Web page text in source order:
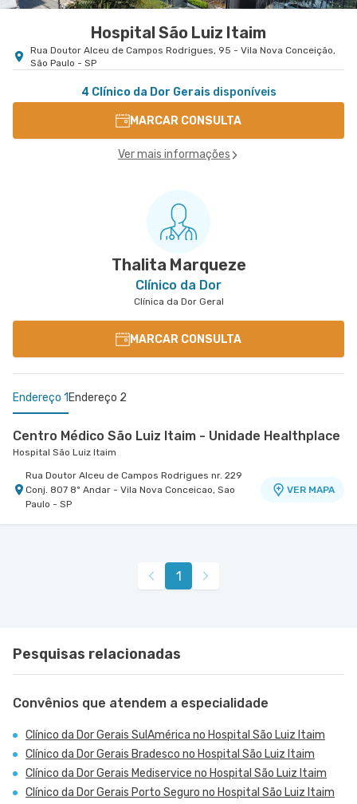
Hospital São Luiz Itaim
Rua Doutor Alceu de Campos Rodrigues, 95 - Vila Nova Conceição,
São Paulo - SP
4 Clínico da Dor Gerais disponíveis
MARCAR CONSULTA
Ver mais informações
Thalita Marqueze
Clínico da Dor
Clínica da Dor Geral
MARCAR CONSULTA
Endereço 1 Endereço 2
Centro Médico São Luiz Itaim - Unidade Healthplace
Hospital São Luiz Itaim
Rua Doutor Alceu de Campos Rodrigues nr. 229
Conj. 807 8º Andar - Vila Nova Conceicao, Sao
Paulo - SP
VER MAPA
Centro Médico Morumbi Ii
Rua Engenheiro Oscar Americano nr. 1070 -
Cidade Jardim, Sao Paulo - SP
1
Pesquisas relacionadas
Convênios que atendem a especialidade
Clínico da Dor Gerais SulAmérica no Hospital São Luiz Itaim
Clínico da Dor Gerais Bradesco no Hospital São Luiz Itaim
Clínico da Dor Gerais Mediservice no Hospital São Luiz Itaim
Clínico da Dor Gerais Porto Seguro no Hospital São Luiz Itaim